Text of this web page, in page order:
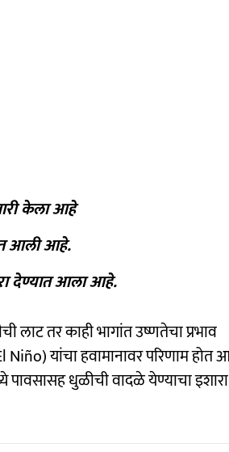
केला आहे
आली आहे.
देण्यात आला आहे.
लाट तर काही भागांत उष्णतेचा प्रभाव
यांचा हवामानावर परिणाम होत
पावसासह धुळीची वादळे येण्याचा इशारा